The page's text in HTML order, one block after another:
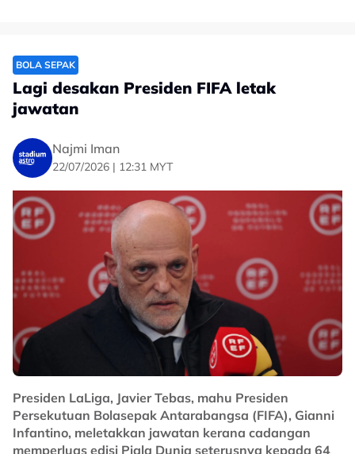
BOLA SEPAK
Lagi desakan Presiden FIFA letak
jawatan
Najmi Iman
22/07/2026 | 12:31 MYT
Presiden LaLiga, Javier Tebas, mahu Presiden
Persekutuan Bolasepak Antarabangsa (FIFA), Gianni
Infantino, meletakkan jawatan kerana cadangan
memperluas edisi Piala Dunia seterusnya kepada 64